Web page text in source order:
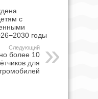
с
годы
Следующий
более 10
для